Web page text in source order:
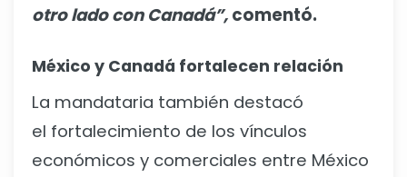
otro lado con Canadá”, comentó.
México y Canadá fortalecen relación
La mandataria también destacó
el fortalecimiento de los vínculos
económicos y comerciales entre México